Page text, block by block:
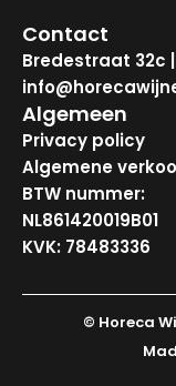
Contact
Bredestraat 32c |
Algemeen
Privacy policy
Algemene
BTW nummer:
NL861420019B01
KVK: 78483336
© Horeca